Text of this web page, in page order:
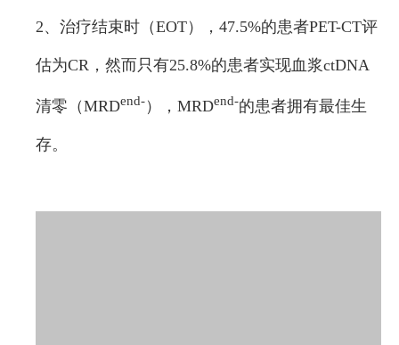
2、治疗结束时（EOT），47.5%的患者PET-CT评
估为CR，然而只有25.8%的患者实现血浆ctDNA
清零（MRDend-），MRDend-的患者拥有最佳生
存。